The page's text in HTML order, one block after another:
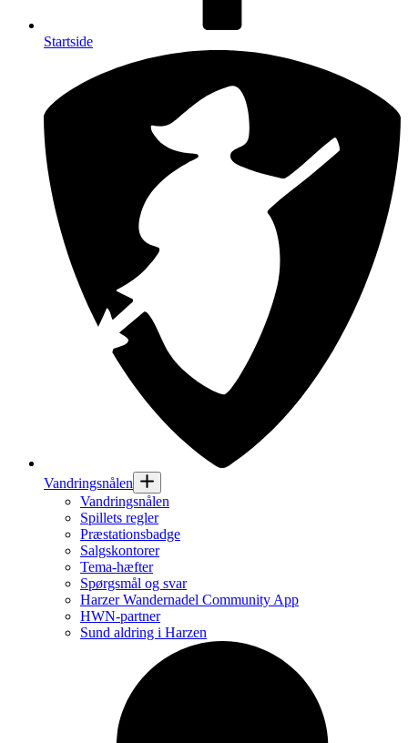
Startside
Vandringsnålen
Vandringsnålen
Spillets regler
Præstationsbadge
Salgskontorer
Tema-hæfter
Spørgsmål og svar
Harzer Wandernadel Community App
HWN-partner
Sund aldring i Harzen